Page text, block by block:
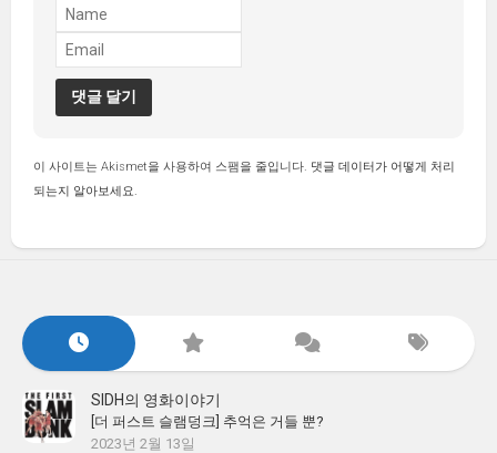
이 사이트는 Akismet을 사용하여 스팸을 줄입니다. 댓글 데이터가 어떻게 처리
되는지 알아보세요.
SIDH의 영화이야기
[더 퍼스트 슬램덩크] 추억은 거들 뿐?
2023년 2월 13일